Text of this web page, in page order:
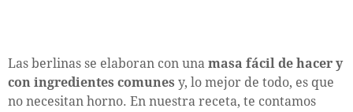
Las berlinas se elaboran con una masa fácil de hacer y
con ingredientes comunes y, lo mejor de todo, es que
no necesitan horno. En nuestra receta, te contamos